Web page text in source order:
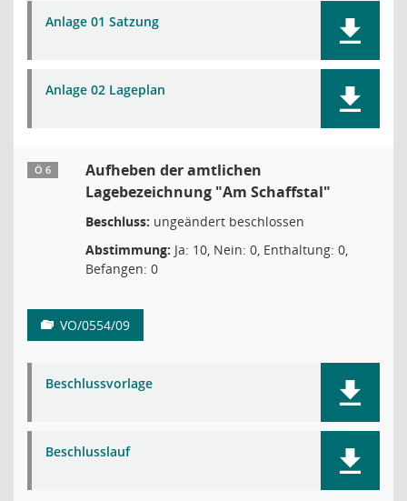
Anlage 01 Satzung
Anlage 02 Lageplan
Ö 6
Aufheben der amtlichen
Lagebezeichnung "Am Schaffstal"
Beschluss: ungeändert beschlossen
Abstimmung: Ja: 10, Nein: 0, Enthaltung: 0,
Befangen: 0
VO/0554/09
Beschlussvorlage
Beschlusslauf